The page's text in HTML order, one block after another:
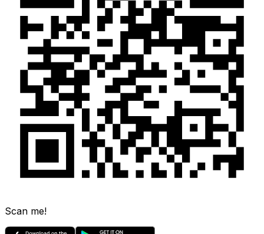
Scan me!